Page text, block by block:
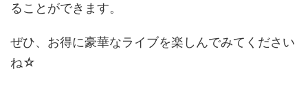
ることができます。
ぜひ、お得に豪華なライブを楽しんでみてください
ね☆